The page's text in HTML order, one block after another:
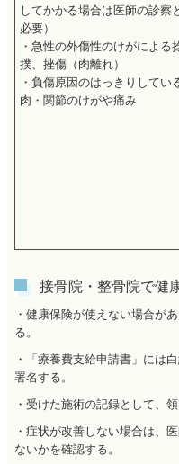
してかかる場合は医師の診察
必要）
・急性の外傷性のけがによる
撲、挫傷（肉離れ）
・負傷原因のはっきりしてい
肉・関節のけがや痛み
接骨院・整骨院で健
・健康保険が使えない場合が
る。
・「療養費支給申請書」には
署名する。
・受けた施術の記録として、
・症状が改善しない場合は、
ないかを確認する。